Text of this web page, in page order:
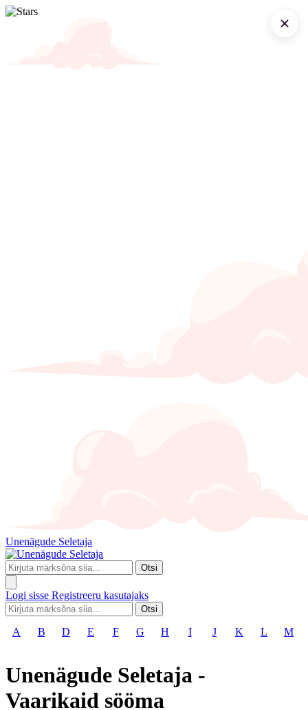
Unenägude Seletaja
Otsi
Logi sisse Registreeru kasutajaks
Otsi
A B D E F G H I J K L M
Unenägude Seletaja -
Vaarikaid sööma